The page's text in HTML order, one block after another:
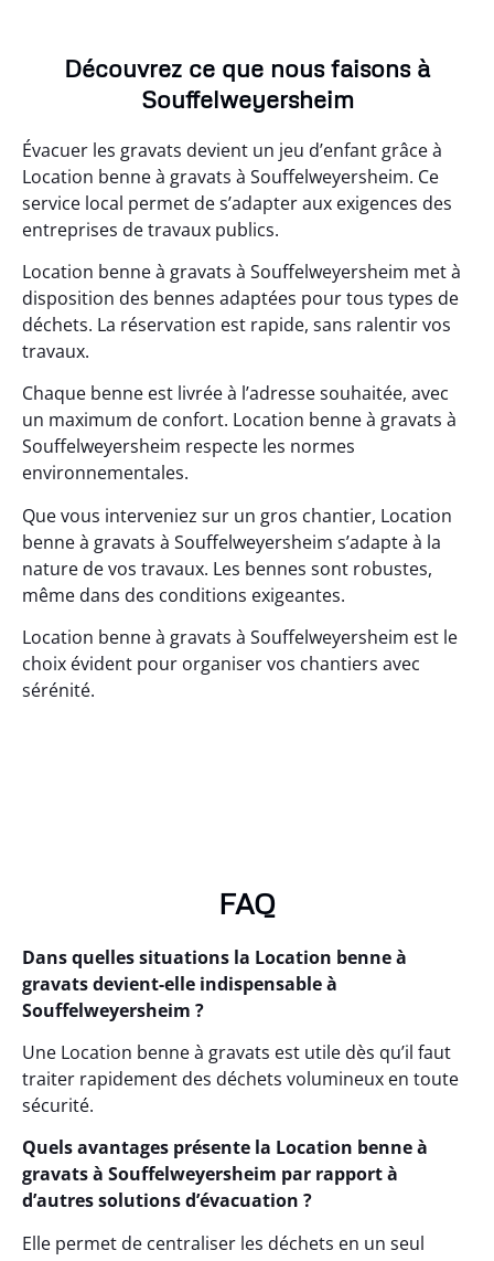
Découvrez ce que nous faisons à
Souffelweyersheim
Évacuer les gravats devient un jeu d’enfant grâce à
Location benne à gravats à Souffelweyersheim. Ce
service local permet de s’adapter aux exigences des
entreprises de travaux publics.
Location benne à gravats à Souffelweyersheim met à
disposition des bennes adaptées pour tous types de
déchets. La réservation est rapide, sans ralentir vos
travaux.
Chaque benne est livrée à l’adresse souhaitée, avec
un maximum de confort. Location benne à gravats à
Souffelweyersheim respecte les normes
environnementales.
Que vous interveniez sur un gros chantier, Location
benne à gravats à Souffelweyersheim s’adapte à la
nature de vos travaux. Les bennes sont robustes,
même dans des conditions exigeantes.
Location benne à gravats à Souffelweyersheim est le
choix évident pour organiser vos chantiers avec
sérénité.
FAQ
Dans quelles situations la Location benne à
gravats devient-elle indispensable à
Souffelweyersheim ?
Une Location benne à gravats est utile dès qu’il faut
traiter rapidement des déchets volumineux en toute
sécurité.
Quels avantages présente la Location benne à
gravats à Souffelweyersheim par rapport à
d’autres solutions d’évacuation ?
Elle permet de centraliser les déchets en un seul